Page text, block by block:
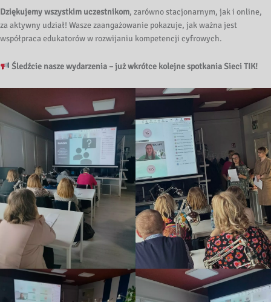
Dziękujemy wszystkim uczestnikom, zarówno stacjonarnym, jak i online,
za aktywny udział! Wasze zaangażowanie pokazuje, jak ważna jest
współpraca edukatorów w rozwijaniu kompetencji cyfrowych.
Śledźcie nasze wydarzenia – już wkrótce kolejne spotkania Sieci TIK!